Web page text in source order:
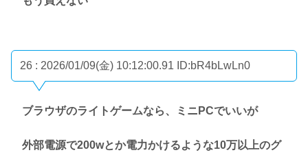
26 : 2026/01/09(金) 10:12:00.91 ID:bR4bLwLn0
ブラウザのライトゲームなら、ミニPCでいいが
外部電源で200wとか電力かけるような10万以上のグ